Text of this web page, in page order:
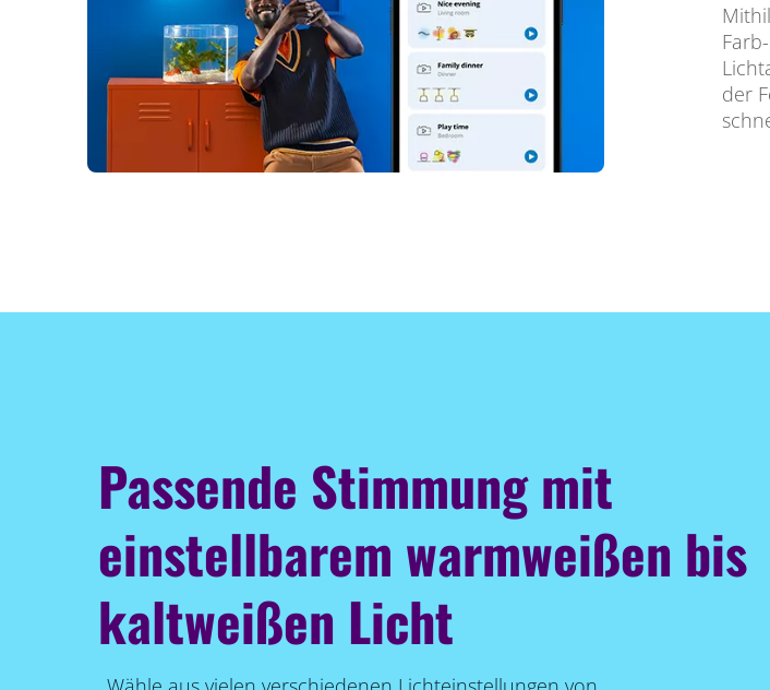
der
Passende Stimmung mit
einstellbarem warmweißen bis
kaltweißen Licht